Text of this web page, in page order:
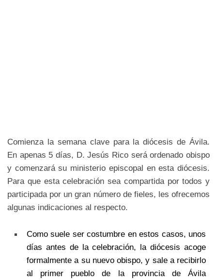
Comienza la semana clave para la diócesis de Ávila.
En apenas 5 días, D. Jesús Rico será ordenado obispo
y comenzará su ministerio episcopal en esta diócesis.
Para que esta celebración sea compartida por todos y
participada por un gran número de fieles, les ofrecemos
algunas indicaciones al respecto.
Como suele ser costumbre en estos casos, unos
días antes de la celebración, la diócesis acoge
formalmente a su nuevo obispo, y sale a recibirlo
al primer pueblo de la provincia de Ávila